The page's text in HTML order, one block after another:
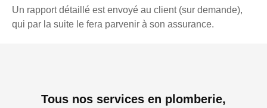
Un rapport détaillé est envoyé au client (sur demande),
qui par la suite le fera parvenir à son assurance.
Tous nos services en plomberie,